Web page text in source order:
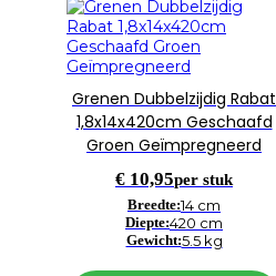
Grenen Dubbelzijdig Rabat
1,8x14x420cm Geschaafd
Groen Geïmpregneerd
€ 10,95per stuk
Breedte:14 cm
Diepte:420 cm
Gewicht:5.5 kg